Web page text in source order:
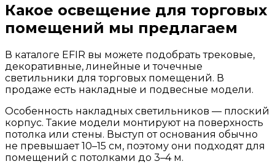
Какое освещение для торговых
помещений мы предлагаем
В каталоге EFIR вы можете подобрать трековые,
декоративные, линейные и точечные
светильники для торговых помещений. В
продаже есть накладные и подвесные модели.
Особенность накладных светильников — плоский
корпус. Такие модели монтируют на поверхность
потолка или стены. Выступ от основания обычно
не превышает 10–15 см, поэтому они подходят для
помещений с потолками до 3–4 м.